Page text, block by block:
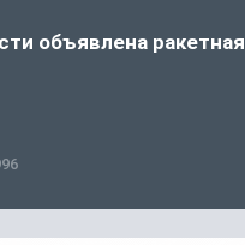
объявлена ракетная